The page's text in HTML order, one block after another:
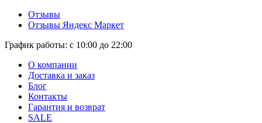
Отзывы
Отзывы Яндекс Маркет
График работы: с 10:00 до 22:00
О компании
Доставка и заказ
Блог
Контакты
Гарантия и возврат
SALE